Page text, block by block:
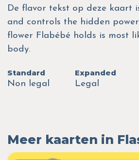
De flavor tekst op deze kaart
and controls the hidden
flower Flabébé holds is most
body.
Standard
Non legal
Expanded
Legal
Meer kaarten in